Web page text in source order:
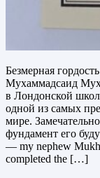
Безмерная
Мухаммадсаид
в Лондонской
одной из самых
мире.
фундамент его
— my nephew
completed the […]